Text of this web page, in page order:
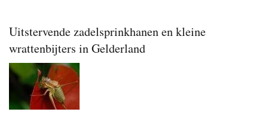
Uitstervende zadelsprinkhanen en kleine
wrattenbijters in Gelderland